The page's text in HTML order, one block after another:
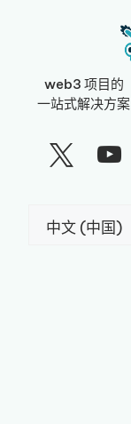
web3 项目的
一站式解决方案